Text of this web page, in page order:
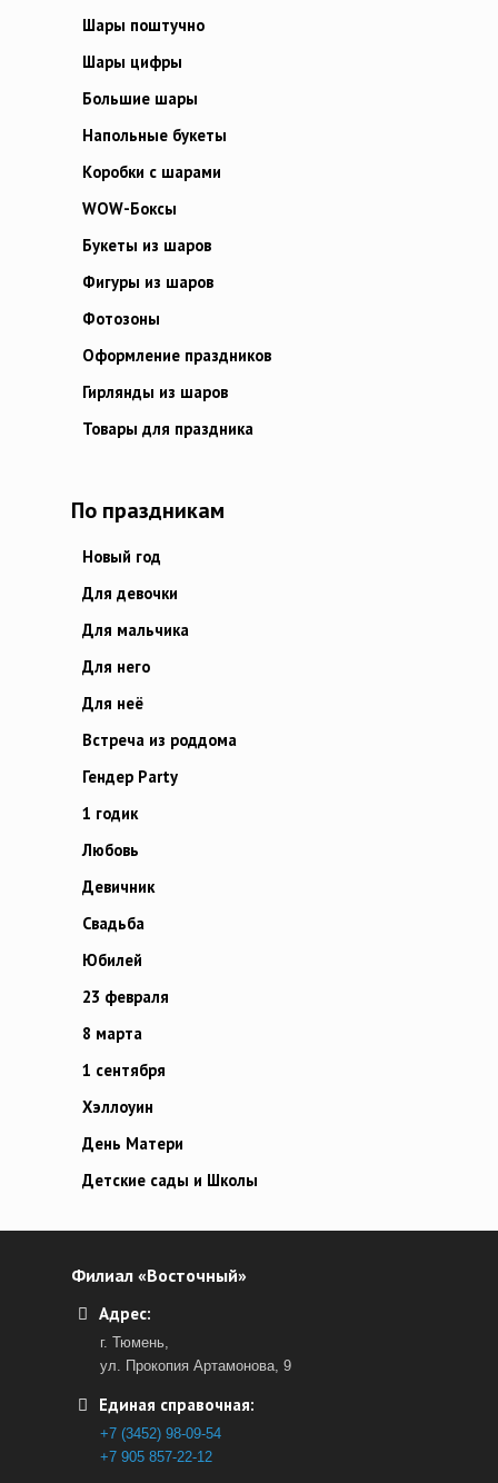
Шары поштучно
Шары цифры
Большие шары
Напольные букеты
Коробки с шарами
WOW-Боксы
Букеты из шаров
Фигуры из шаров
Фотозоны
Оформление праздников
Гирлянды из шаров
Товары для праздника
По праздникам
Новый год
Для девочки
Для мальчика
Для него
Для неё
Встреча из роддома
Гендер Party
1 годик
Любовь
Девичник
Свадьба
Юбилей
23 февраля
8 марта
1 сентября
Хэллоуин
День Матери
Детские сады и Школы
Филиал «Восточный»
Адрес:
г. Тюмень,
ул. Прокопия Артамонова, 9
Единая справочная:
+7 (3452) 98-09-54
+7 905 857-22-12